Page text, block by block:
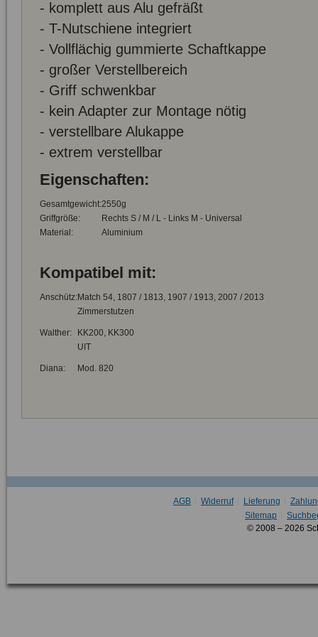
- komplett aus Alu gefräßt
- T-Nutschiene integriert
- Vollflächig gummierte Schaftkappe
- großer Verstellbereich
- Griff schwenkbar
- kein Adapter zur Montage nötig
- verstellbare Alukappe
- extrem verstellbar
Eigenschaften:
Gesamtgewicht:2550g
Griffgröße:
Rechts S / M / L - Links M - Universal
Material:
Aluminium
Kompatibel mit:
Anschütz:Match 54, 1807 / 1813, 1907 / 1913, 2007 / 2013
Zimmerstutzen
Walther:
KK200, KK300
UIT
Diana: Mod. 820
AGB Widerruf Lieferung
Sitemap
© 2008 – 2026